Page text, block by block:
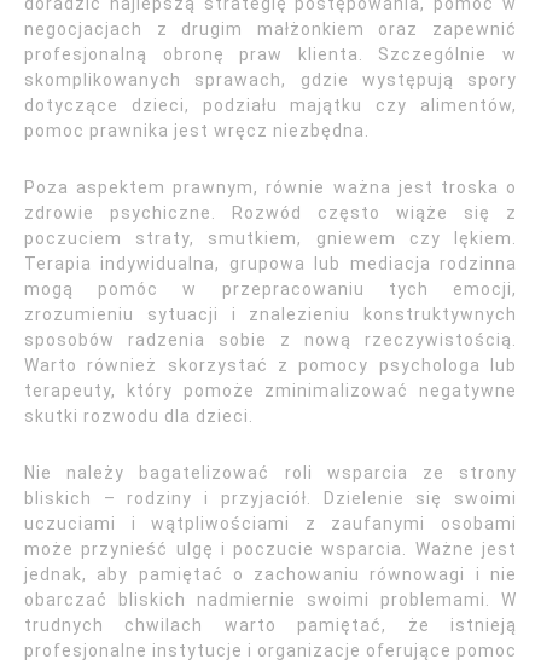
negocjacjach z drugim małżonkiem oraz zapewnić
profesjonalną obronę praw klienta. Szczególnie w
skomplikowanych sprawach, gdzie występują spory
dotyczące dzieci, podziału majątku czy alimentów,
pomoc prawnika jest wręcz niezbędna.
Poza aspektem prawnym, równie ważna jest troska o
zdrowie psychiczne. Rozwód często wiąże się z
poczuciem straty, smutkiem, gniewem czy lękiem.
Terapia indywidualna, grupowa lub mediacja rodzinna
mogą pomóc w przepracowaniu tych emocji,
zrozumieniu sytuacji i znalezieniu konstruktywnych
sposobów radzenia sobie z nową rzeczywistością.
Warto również skorzystać z pomocy psychologa lub
terapeuty, który pomoże zminimalizować negatywne
skutki rozwodu dla dzieci.
Nie należy bagatelizować roli wsparcia ze strony
bliskich – rodziny i przyjaciół. Dzielenie się swoimi
uczuciami i wątpliwościami z zaufanymi osobami
może przynieść ulgę i poczucie wsparcia. Ważne jest
jednak, aby pamiętać o zachowaniu równowagi i nie
obarczać bliskich nadmiernie swoimi problemami. W
trudnych chwilach warto pamiętać, że istnieją
profesjonalne instytucje i organizacje oferujące pomoc